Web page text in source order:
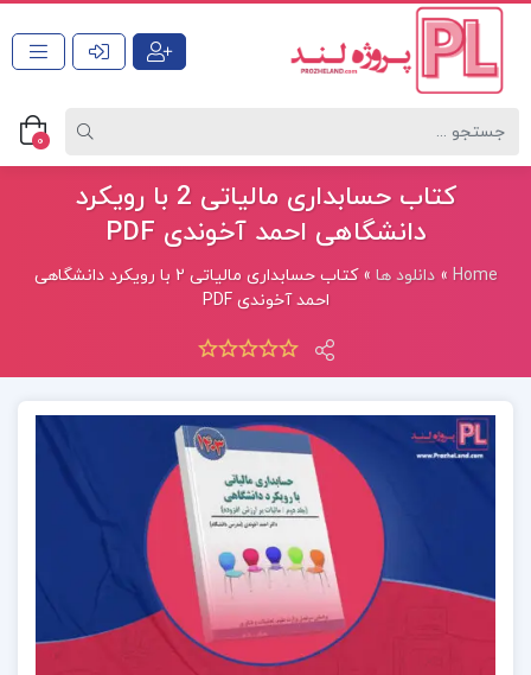
0
کتاب حسابداری مالیاتی 2 با رویکرد
دانشگاهی احمد آخوندی PDF
Home
»دانلود ها »
کتاب حسابداری مالیاتی 2 با رویکرد دانشگاهی
احمد آخوندی PDF